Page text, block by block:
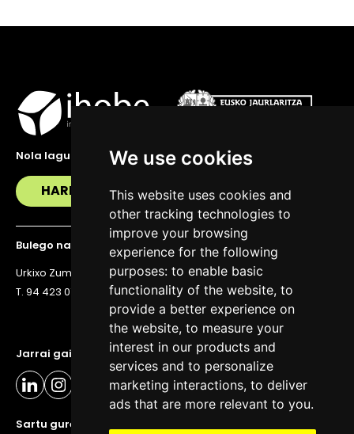
We use cookies
This website uses cookies and
other tracking technologies to
improve your browsing
experience for the following
purposes: to enable basic
functionality of the website, to
provide a better experience on
the website, to measure your
interest in our products and
services and to personalize
marketing interactions, to deliver
ads that are more relevant to you.
Jarrai gaitzazu eguneratuta egoteko
Sartu gure buletinera
Nola lagundu zaitzakegu?
HARREMANETAN JARRI
Bulego nagusia
Urkixo Zumarkalea 36, 6. solairua, 48011 Bilbo
T. 94 423 07 43